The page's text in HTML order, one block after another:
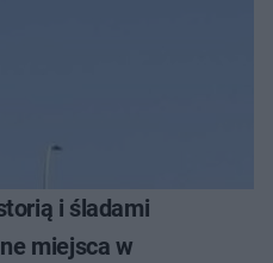
i śladami
miejsca w